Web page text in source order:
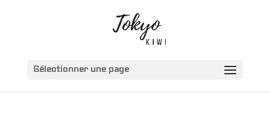
Sélectionner une page